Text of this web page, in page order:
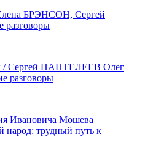
БРЭНСОН, Сергей
/ Сергей ПАНТЕЛЕЕВ Олег
разговоры
Ивановича Мошева
народ: трудный путь к